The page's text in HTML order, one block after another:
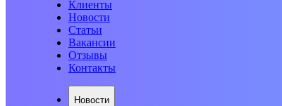
Клиенты
Новости
Статьи
Вакансии
Отзывы
Контакты
Новости